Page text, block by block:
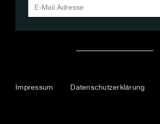
Impressum Datenschutzerklärung